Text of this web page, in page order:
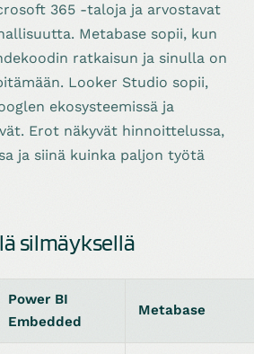
365 -taloja ja arvostavat
Metabase sopii, kun
ratkaisun ja sinulla on
Looker Studio sopii,
ekosysteemissä ja
Erot näkyvät hinnoittelussa,
ja siinä kuinka paljon työtä
silmäyksellä
Power BI
Embedded
Metabase